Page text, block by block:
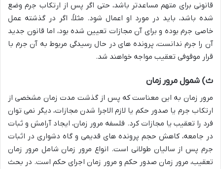
قانونی برای متهم مساعدتر باشد، حتی اگر پس از ارتکاب جرم وضع
شده باشد، باید در مورد او اعمال شود. مثلاً، اگر در گذشته عمل
خاصی جرم بوده و برای آن مجازات تعیین شده بود، اما قانون جدید
آن را جرم ندانست، پرونده های در حال رسیدگی مربوط به آن جرم با
قرار موقوفی تعقیب مواجه خواهند شد.
ث) شمول مرور زمان
مرور زمان به این معناست که پس از گذشت مدت زمان مشخصی از
ارتکاب جرم یا صدور حکم یا لازم الاجرا شدن مجازات، دیگر نمی توان
فرد را تعقیب یا مجازات کرد. فلسفه مرور زمان، ایجاد آرامش و ثبات
در جامعه، کاهش حجم پرونده های قدیمی و گاه دشواری در اثبات
جرم پس از سالیان طولانی است. انواع مرور زمان شامل مرور زمان
تعقیب، مرور زمان صدور حکم و مرور زمان اجرای حکم است. در بحث